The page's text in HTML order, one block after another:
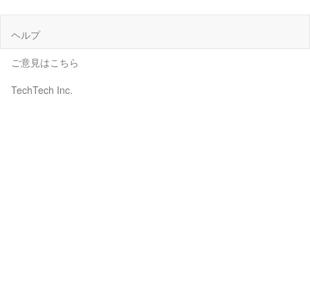
ヘルプ
ご意見はこちら
TechTech Inc.